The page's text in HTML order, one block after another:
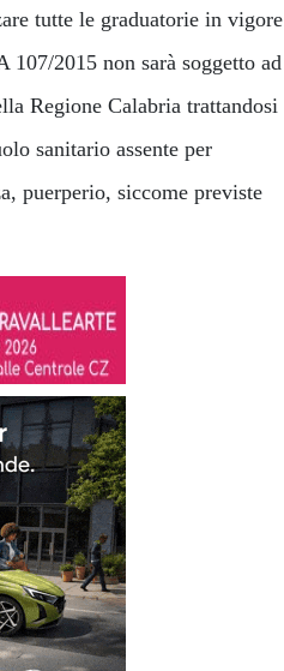
tutte le graduatorie in vigore
2015 non sarà soggetto ad
Regione Calabria trattandosi
sanitario assente per
puerperio, siccome previste